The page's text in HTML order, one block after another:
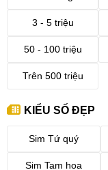
3 - 5 triệu
50 - 100 triệu
Trên 500 triệu
KIỂU SỐ ĐẸP
Sim Tứ quý
Sim Tam hoa